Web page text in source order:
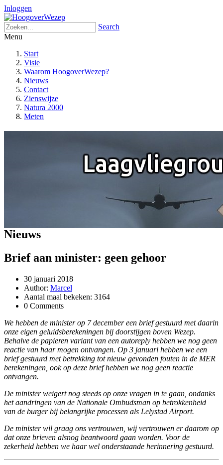
Inloggen
Search
Menu
Start
Visie
Waarom HoogoverWezep?
Nieuws
Contact
Zienswijze
Natura 2000
Meten
Nieuws
Brief aan minister: geen gehoor
30 januari 2018
Author: Marcel
Aantal maal bekeken: 3164
0 Comments
We hebben de minister op 7 december een brief gestuurd met daarin
onze eigen geluidsberekeningen bij doorstijgen boven Wezep.
Behalve de papieren variant van een autoreply hebben we nog geen
reactie van haar mogen ontvangen. Op 3 januari hebben we een
brief gestuurd met betrekking tot nieuw gevonden fouten in de MER
berekeningen, ook op deze brief hebben we nog geen reactie
ontvangen.
De minister weigert nog steeds op onze vragen in te gaan, ondanks
het aandringen van de Nationale Ombudsman op betrokkenheid
van de burger bij belangrijke processen als Lelystad Airport.
De minister wil graag ons vertrouwen, wij vertrouwen er daarom op
dat onze brieven alsnog beantwoord gaan worden. Voor de
zekerheid hebben we haar wel onderstaande herinnering gestuurd.